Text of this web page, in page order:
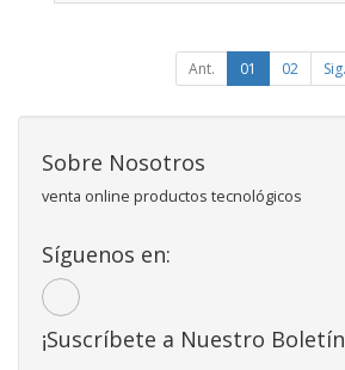
Ant. 01 02 Sig.
Sobre Nosotros
venta online productos tecnológicos
Síguenos en:
¡Suscríbete a Nuestro